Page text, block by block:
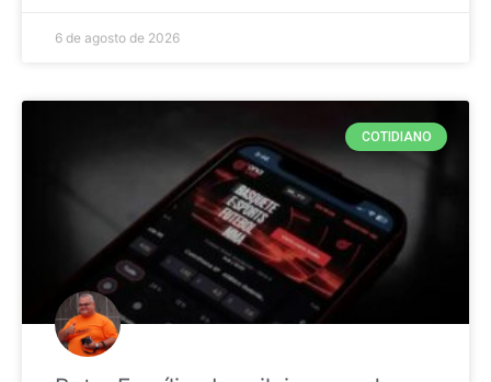
6 de agosto de 2026
COTIDIANO